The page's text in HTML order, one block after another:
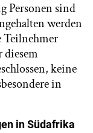
Personen sind
werden
Teilnehmer
diesem
keine
in
in Südafrika